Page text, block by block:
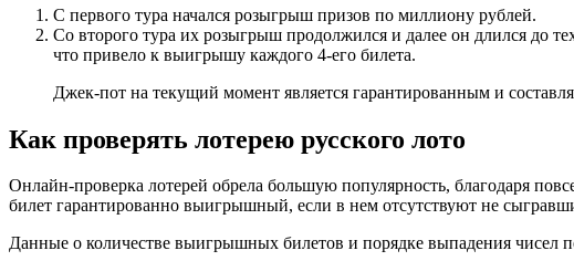
С первого тура начался розыгрыш призов по миллиону рублей.
Со второго тура их розыгрыш продолжился и далее он длился до
что привело к выигрышу каждого 4-его билета.
Джек-пот на текущий момент является гарантированным и
Как проверять лотерею русского лото
Онлайн-проверка лотерей обрела большую популярность, благодаря
билет гарантированно выигрышный, если в нем отсутствуют не
Данные о количестве выигрышных билетов и порядке выпадения чисел